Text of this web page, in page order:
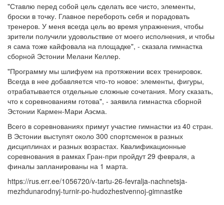
"Ставлю перед собой цель сделать все чисто, элементы,
броски в точку. Главное перебороть себя и порадовать
тренеров. У меня всегда цель во время упражнения, чтобы
зрители получили удовольствие от моего исполнения, и чтобы
я сама тоже кайфовала на площадке", - сказала гимнастка
сборной Эстонии Мелани Келлер.
"Программу мы шлифуем на протяжении всех тренировок.
Всегда в нее добавляется что-то новое: элементы, фигуры,
отрабатывается отдельные сложные сочетания. Могу сказать,
что к соревнованиям готова", - заявила гимнастка сборной
Эстонии Кармен-Мари Аэсма.
Всего в соревнованиях примут участие гимнастки из 40 стран.
В Эстонии выступят около 300 спортсменок в разных
дисциплинах и разных возрастах. Квалификационные
соревнования в рамках Гран-при пройдут 29 февраля, а
финалы запланированы на 1 марта.
https://rus.err.ee/1056720/v-tartu-26-fevralja-nachnetsja-
mezhdunarodnyj-turnir-po-hudozhestvennoj-gimnastike